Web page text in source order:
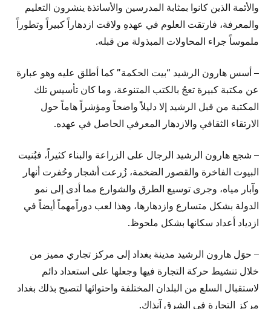
والأئمة الذين كانوا بمثابة المدرسين والأساتذة ينشرون التعليم
والمعرفة، فارتقت العلوم في عهدهِ ولاقت ازدهاراً كبيراً وتطوراً
ملموساً جراء المحاولات المبذولة من قبله.
– أسس هارون الرشيد “بيت الحكمة” كما أطلق عليه وهو عبارة
عن مكتبة كبيرة تعجُ بالكتب المتنوعة، وما كان تأسيس تلك
المكتبة من قبل الرشيد إلا دليلاً واضحاً ومؤشراً هاماً حول
الارتقاء الثقافي والازدهار المعرفي الحاصل في عهده.
– شجع هارون الرشيد الرجال على الزراعة والبناء كثيراً، فبُنيت
البيوت الفاخرة والقصور الضخمة، زُرعت أشجار وحُفرت أنهار
وآبار مياه، وجرى توسيع الطرق والشوارع مما أدى إلى نمو
الدولة بشكل متسارع وازدهارها، وهذا لعب دوراًمهماً أيضاً في
ازدياد أعداد سكانها بشكل ملحوظ.
– حوَل هارون الرشيد مدينة بغداد إلى مركز تجاري مميز من
خلال تنشيط حركة التجارة فيها وجعلها على استعداد دائم
لاستقبال السلع من البلدان المختلفة واحتوائها لتصبح بذلك بغداد
مركز التجارة في الشرق آنذاك.